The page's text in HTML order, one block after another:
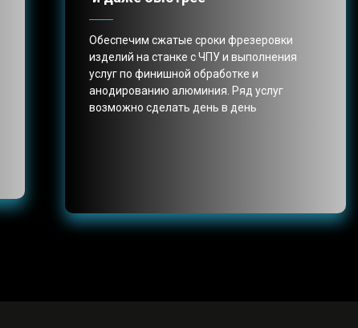
Обеспечим сжатые сроки фрезеровки
изделий на станке с ЧПУ и выполнения
услуг по финишной обработке и
анодированию алюминия. Ряд услуг
возможно сделать день в день